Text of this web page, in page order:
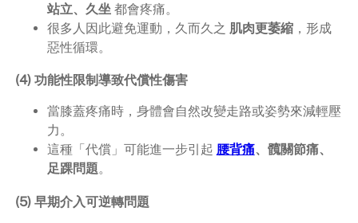
站立、久坐都會疼痛。
很多人因此避免運動，久而久之 肌肉更萎縮，形成
惡性循環。
(4) 功能性限制導致代償性傷害
當膝蓋疼痛時，身體會自然改變走路或姿勢來減輕壓
力。
這種「代償」可能進一步引起 腰背痛、髖關節痛、
足踝問題。
(5) 早期介入可逆轉問題